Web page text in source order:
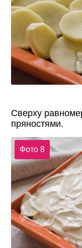
Сверху
пряностями.
Фото 8